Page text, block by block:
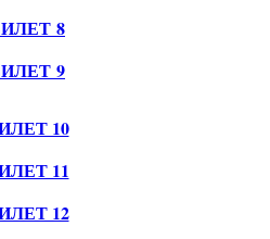
8
9
10
11
12